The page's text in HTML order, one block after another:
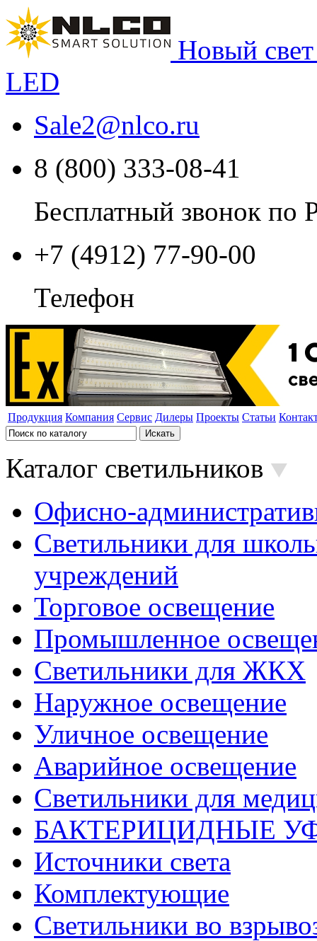
Новый
LED
Sale2@nlco.ru
8 (800) 333-08-41
Бесплатный звонок по
+7 (4912) 77-90-00
Телефон
Продукция Компания Сервис Дилеры Проекты Статьи
Каталог светильников
Офисно-
Светильники для
учреждений
Торговое освещение
Промышленное
Светильники для ЖКХ
Наружное освещение
Уличное освещение
Аварийное освещение
Светильники для
БАКТЕРИЦИДНЫЕ
Источники света
Комплектующие
Светильники во